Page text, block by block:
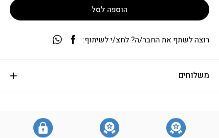
הוספה לסל
משלוחים
רוצה לשתף את החבר/ה? לחצ/י לשיתוף: